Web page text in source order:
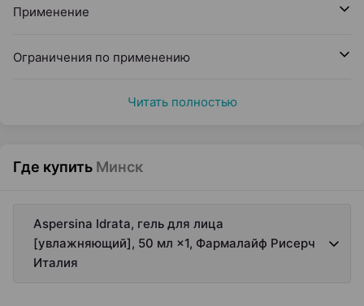
Применение
Ограничения по применению
Читать полностью
Где купить Минск
Aspersina Idrata, гель для лица
[увлажняющий], 50 мл ×1, Фармалайф Рисерч
Италия